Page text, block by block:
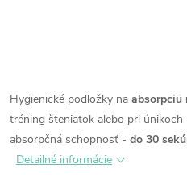
Hygienické podložky na absorpciu
tréning šteniatok alebo pri
absorpčná schopnosť - do 30
Detailné informácie